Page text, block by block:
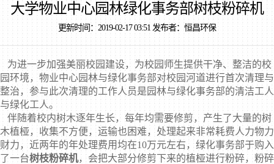
大学物业中心园林绿化事务部树枝粉碎机
更新时间：2019-02-17 03:51 发布者：恒昌环保
为进一步加强美丽校园建设，为校园师生提供干净、整洁的校
园环境，物业中心园林与绿化事务部对校园河道进行首次清理与
整治，参与此次清理的工作人员是园林与绿化事务部的清洁工人
与绿化工人。
伴随着校内树木逐年生长，每年均需要修剪，产生了大量的树
木植桠，收集不方便，运输也困难，处理起来非常耗费人力物力
财力，近两年的年处理费用均在10万元左右，绿化事务部于购入
了一台树枝粉碎机，会把大部分修剪下来的植桠进行粉碎，粉碎